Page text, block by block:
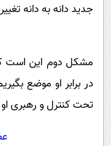
جدید دانه به دانه
مشکل دوم این است
در برابر او موضع
تحت کنترل و رهبری